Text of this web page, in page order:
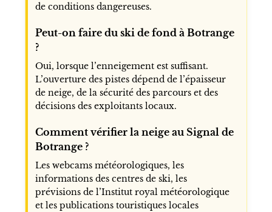
de conditions dangereuses.
Peut-on faire du ski de fond à Botrange
?
Oui, lorsque l’enneigement est suffisant.
L’ouverture des pistes dépend de l’épaisseur
de neige, de la sécurité des parcours et des
décisions des exploitants locaux.
Comment vérifier la neige au Signal de
Botrange ?
Les webcams météorologiques, les
informations des centres de ski, les
prévisions de l’Institut royal météorologique
et les publications touristiques locales